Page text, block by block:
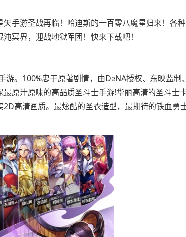
手游圣战再临！哈迪斯的一百零八魔星归来！各
冥界，迎战地狱军团！快来下载吧！
游。100%忠于原著剧情，由DeNA授权、东映监制
原汁原味的高品质圣斗士手游!华丽高清的圣斗士
高清画质。最炫酷的圣衣造型，最期待的铁血勇